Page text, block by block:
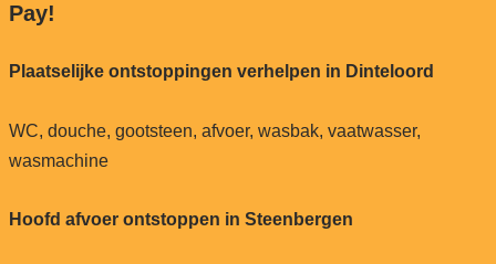
Pay!
Plaatselijke ontstoppingen verhelpen in Dinteloord
WC, douche, gootsteen, afvoer, wasbak, vaatwasser,
wasmachine
Hoofd afvoer ontstoppen in Steenbergen